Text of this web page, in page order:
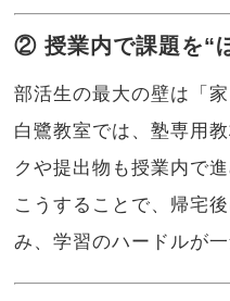
② 授業内で課題を“
部活生の最大の壁は「
白鷺教室では、塾専用
クや提出物も授業内で進
こうすることで、帰宅
み、学習のハードルが